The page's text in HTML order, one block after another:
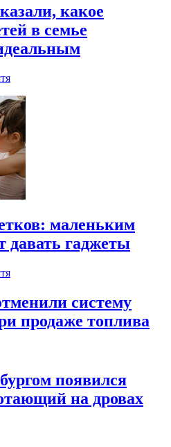
какое
в семье
маленьким
давать гаджеты
систему
продаже топлива
появился
на дровах